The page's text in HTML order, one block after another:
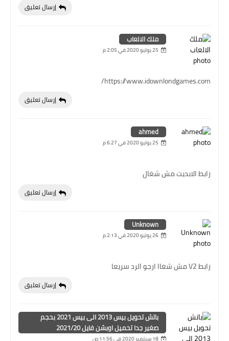
إرسال تعليق
ملك الالعاب
25 يوليو 2020 في 2:05 م
https://www.idownlondgames.com/
إرسال تعليق
ahmed
25 يوليو 2020 في 6:27 م
رابط الابديت مش شغال
إرسال تعليق
Unknown
26 يوليو 2020 في 2:13 م
رابط V2 مش شغاا ارجو الرد سريعا
إرسال تعليق
باتش تحويل بيس 2013 الى بيس 2021 بحجم
صغير جدا تحميل اوبشن فايل 2021/20
18 سبتمبر 2020 في 11:56 ص